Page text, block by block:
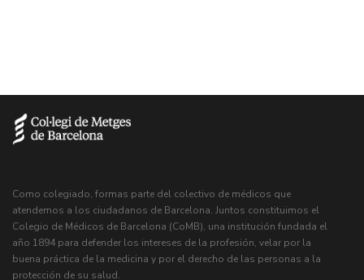
Como colegiado, formas parte del colectivo de médicos que
atendemos a los ciudadanos de Barcelona. Juntos constituimos el
Colegio de Médicos de Barcelona (CoMB), una institución fundada el
año 1894 para defender los intereses de la profesión, velar por la
buena práctica de la medicina y por el derecho de las personas a la
protección de su salud.